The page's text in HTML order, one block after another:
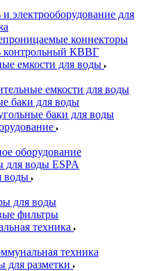
и электрооборудование для
коннекторы
контрольный КВВГ
емкости для воды
емкости для воды
баки для воды
баки для воды
оборудование
для воды ESPA
воды
для воды
фильтры
техника
техника
для разметки